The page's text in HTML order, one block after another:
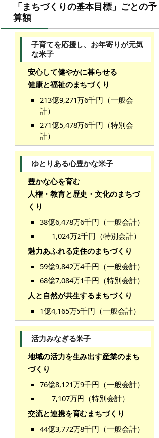
「まちづくりの基本目標」ごとの予
算額
子育てを応援し、お年寄りが元気
な米子
安心して健やかに暮らせる
健康と福祉のまちづくり
213億9,271万6千円（一般会
計）
271億5,478万6千円（特別会
計）
ゆとりある心豊かな米子
豊かな心を育む
人権・教育と歴史・文化のまちづ
くり
38億6,478万6千円（一般会計）
1,024万2千円（特別会計）
魅力あふれる定住のまちづくり
59億9,842万4千円（一般会計）
68億7,084万1千円（特別会計）
人と自然が共生するまちづくり
1億4,165万5千円（一般会計）
活力みなぎる米子
地域の活力を生み出す産業のまち
づくり
76億8,121万9千円（一般会計）
7,107万円（特別会計）
交流と連携を育むまちづくり
44億3,772万8千円（一般会計）